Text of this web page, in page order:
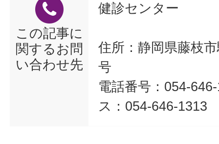
この記事に
関するお問
い合わせ先
健診センター
住所：静岡県藤枝
号
電話番号：054-
ス：054-646-1313